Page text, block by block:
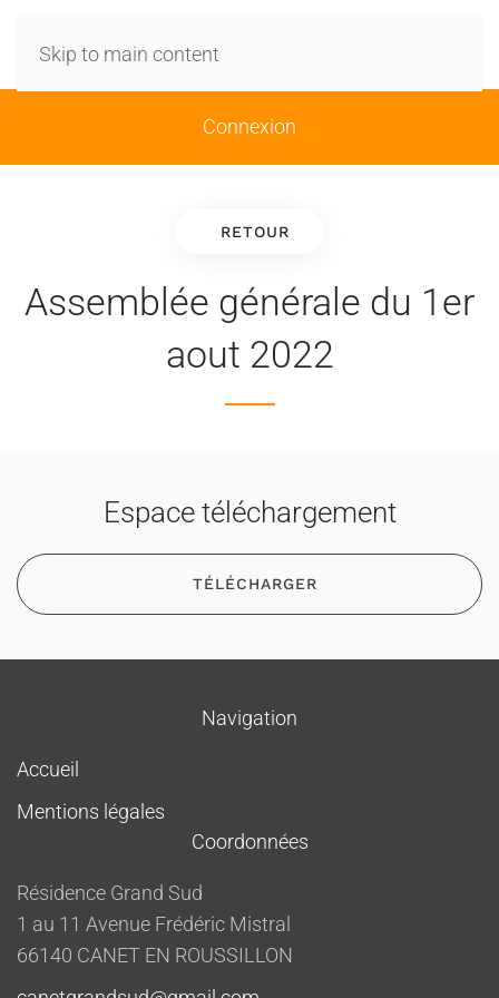
Skip to main content
Connexion
RETOUR
Assemblée générale du 1er
aout 2022
Espace téléchargement
TÉLÉCHARGER
Navigation
Accueil
Mentions légales
Coordonnées
Résidence Grand Sud
1 au 11 Avenue Frédéric Mistral
66140 CANET EN ROUSSILLON